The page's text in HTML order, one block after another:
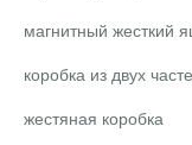
магнитный жесткий
коробка из двух
жестяная коробка